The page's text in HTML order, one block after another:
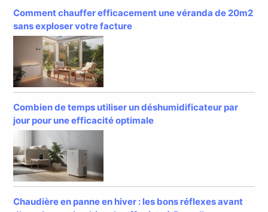
Comment chauffer efficacement une véranda de 20m2
sans exploser votre facture
Combien de temps utiliser un déshumidificateur par
jour pour une efficacité optimale
Chaudière en panne en hiver : les bons réflexes avant